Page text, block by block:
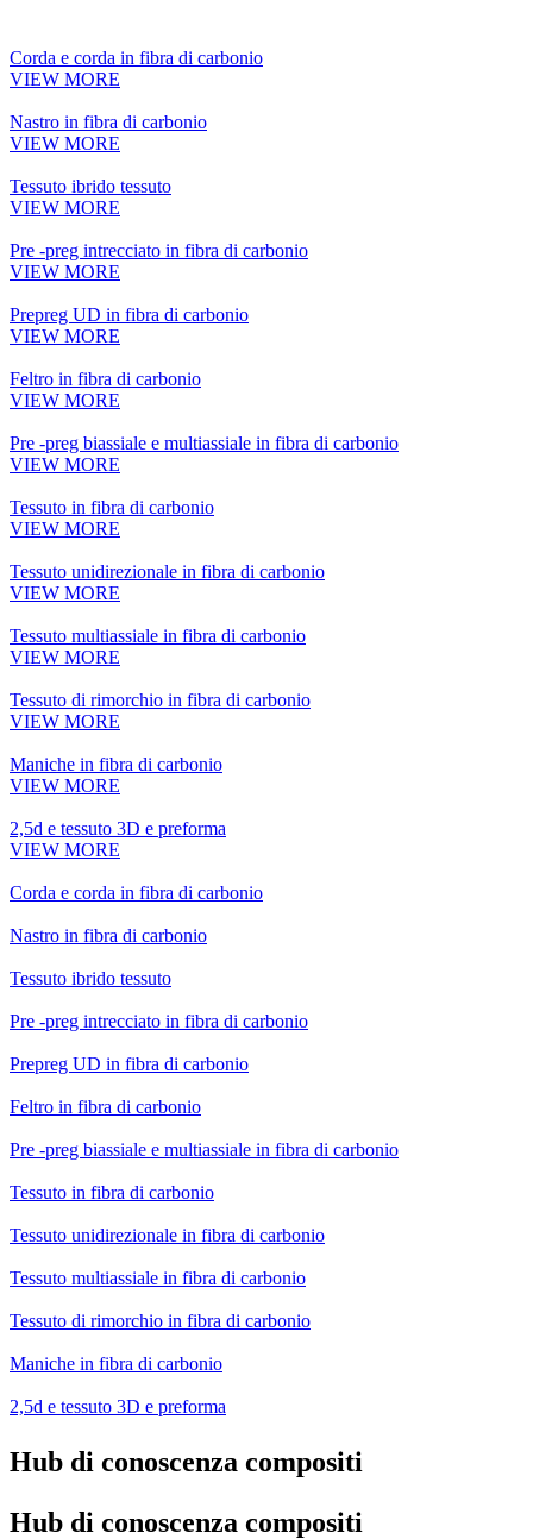
Corda e corda in fibra di carbonio
VIEW MORE
Nastro in fibra di carbonio
VIEW MORE
Tessuto ibrido tessuto
VIEW MORE
Pre -preg intrecciato in fibra di carbonio
VIEW MORE
Prepreg UD in fibra di carbonio
VIEW MORE
Feltro in fibra di carbonio
VIEW MORE
Pre -preg biassiale e multiassiale in fibra di carbonio
VIEW MORE
Tessuto in fibra di carbonio
VIEW MORE
Tessuto unidirezionale in fibra di carbonio
VIEW MORE
Tessuto multiassiale in fibra di carbonio
VIEW MORE
Tessuto di rimorchio in fibra di carbonio
VIEW MORE
Maniche in fibra di carbonio
VIEW MORE
2,5d e tessuto 3D e preforma
VIEW MORE
Corda e corda in fibra di carbonio
Nastro in fibra di carbonio
Tessuto ibrido tessuto
Pre -preg intrecciato in fibra di carbonio
Prepreg UD in fibra di carbonio
Feltro in fibra di carbonio
Pre -preg biassiale e multiassiale in fibra di carbonio
Tessuto in fibra di carbonio
Tessuto unidirezionale in fibra di carbonio
Tessuto multiassiale in fibra di carbonio
Tessuto di rimorchio in fibra di carbonio
Maniche in fibra di carbonio
2,5d e tessuto 3D e preforma
Hub di conoscenza compositi
Hub di conoscenza compositi